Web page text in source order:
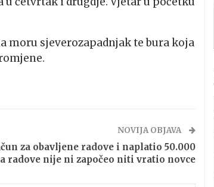
moru sjeverozapadnjak te bura koja
NOVIJA OBJAVA
za obavljene radove i naplatio 50.000
radove nije ni započeo niti vratio novce